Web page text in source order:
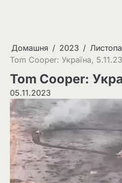
Домашня 2023
Tom Cooper: Україна, 5.11.23
Tom Cooper:
05.11.2023